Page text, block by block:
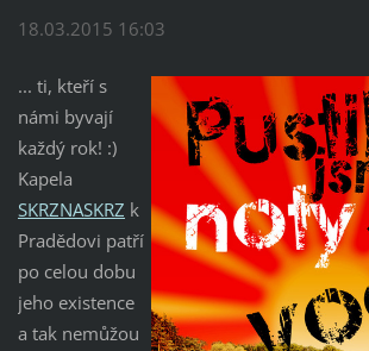
18.03.2015 16:03
... ti, kteří s
námi byvají
každý rok! :)
Kapela
SKRZNASKRZ k
Pradědovi patří
po celou dobu
jeho existence
a tak nemůžou